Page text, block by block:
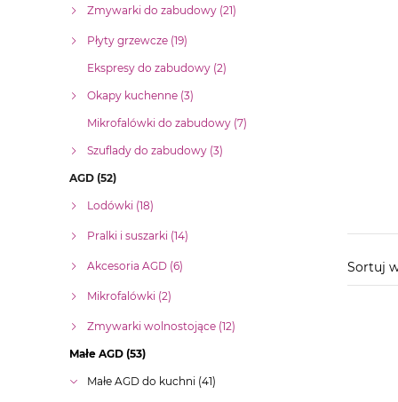
Zmywarki do zabudowy (21)
Płyty grzewcze (19)
Ekspresy do zabudowy (2)
Okapy kuchenne (3)
Mikrofalówki do zabudowy (7)
Szuflady do zabudowy (3)
AGD (52)
Lodówki (18)
Pralki i suszarki (14)
Akcesoria AGD (6)
Mikrofalówki (2)
Zmywarki wolnostojące (12)
Małe AGD (53)
Małe AGD do kuchni (41)
Sortuj